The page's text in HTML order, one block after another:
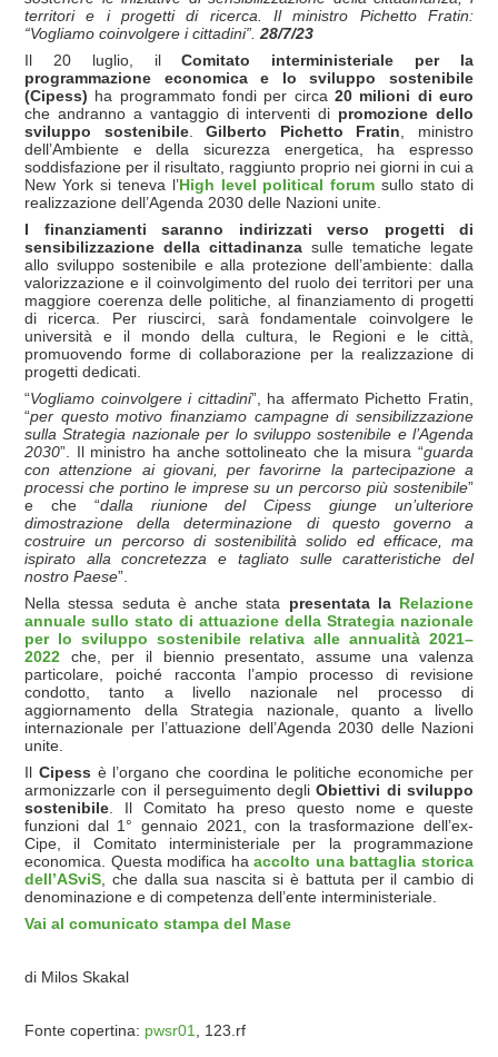
territori e i progetti di ricerca. Il ministro Pichetto Fratin:
“Vogliamo coinvolgere i cittadini”.28/7/23
Il 20 luglio, ilComitato interministeriale per la
programmazione economica e lo sviluppo sostenibile
(Cipess) ha programmato fondi per circa 20 milioni di euro
che andranno a vantaggio di interventi di promozione dello
sviluppo sostenibile.Gilberto Pichetto Fratin, ministro
dell’Ambiente e della sicurezza energetica, ha espresso
soddisfazione per il risultato, raggiunto proprio nei giorni in cui a
New York si teneva l’High level political forum sullo stato di
realizzazione dell’Agenda 2030 delle Nazioni unite.
I finanziamenti saranno indirizzati verso
progetti di
sensibilizzazione della cittadinanza sulle tematiche legate
allo sviluppo sostenibile e alla protezione dell’ambiente: dalla
valorizzazione e il coinvolgimento del ruolo dei territori per una
maggiore coerenza delle politiche, al finanziamento di progetti
di ricerca. Per riuscirci, sarà fondamentale coinvolgere le
università e il mondo della cultura, le Regioni e le città,
promuovendo forme di collaborazione per la realizzazione di
progetti dedicati.
“Vogliamo coinvolgere i cittadini”, ha affermato Pichetto Fratin,
“per questo motivo finanziamo campagne di sensibilizzazione
sulla Strategia nazionale per lo sviluppo sostenibile e l’Agenda
2030”. Il ministro ha anche sottolineato che la misura “guarda
con attenzione ai giovani, per favorirne la partecipazione a
processi che portino le imprese su un percorso più sostenibile”
e che “dalla riunione del Cipess giunge un’ulteriore
dimostrazione della determinazione di questo governo a
costruire un percorso di sostenibilità solido ed efficace, ma
ispirato alla concretezza e tagliato sulle caratteristiche del
nostro Paese”.
Nella stessa seduta è anche stata presentata la Relazione
annuale sullo stato di attuazione della Strategia nazionale
per lo sviluppo sostenibile relativa alle annualità 2021–
2022 che, per il biennio presentato, assume una valenza
particolare, poiché racconta l’ampio processo di revisione
condotto, tanto a livello nazionale nel processo di
aggiornamento della Strategia nazionale, quanto a livello
internazionale per l’attuazione dell’Agenda 2030 delle Nazioni
unite.
Il Cipess è l’organo che coordina le politiche economiche per
armonizzarle con il perseguimento degliObiettivi di sviluppo
sostenibile. Il Comitato ha preso questo nome e queste
funzioni dal 1° gennaio 2021, con la trasformazione dell’ex-
Cipe, il Comitato interministeriale per la programmazione
economica. Questa modifica haaccolto una battaglia storica
dell’ASviS, che dalla sua nascita si è battuta per il cambio di
denominazione e di competenza dell’ente interministeriale.
Vai al comunicato stampa del Mase
di Milos Skakal
Fonte copertina: pwsr01, 123.rf